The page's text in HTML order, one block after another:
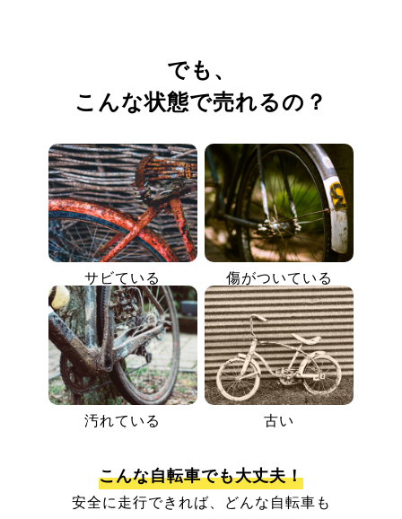
でも、
こんな状態で売れるの？
サビている 傷がついている
汚れている 古い
こんな自転車でも大丈夫！
安全に走行できれば、どんな自転車も